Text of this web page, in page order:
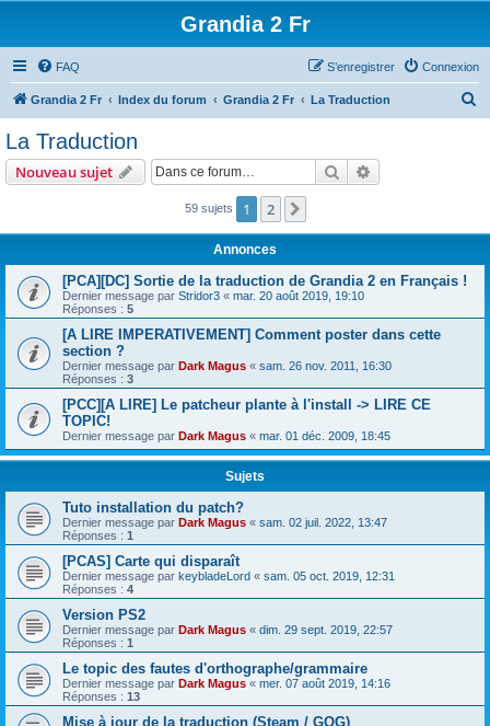
Grandia 2 Fr
FAQ Connexion
S’enregistrer
Grandia 2 Fr Index du forum Grandia 2 Fr La Traduction
La Traduction
Nouveau sujet Rechercher
59 sujets 1 2
Annonces
[PCA][DC] Sortie de la traduction de Grandia 2 en Français !
Dernier message par Stridor3 « mar. 20 août 2019, 19:10
Réponses : 5
[A LIRE IMPERATIVEMENT] Comment poster dans cette
section ?
Dernier message par Dark Magus « sam. 26 nov. 2011, 16:30
Réponses : 3
[PCC][A LIRE] Le patcheur plante à l'install -> LIRE CE
TOPIC!
Dernier message par Dark Magus « mar. 01 déc. 2009, 18:45
Sujets
Tuto installation du patch?
Dernier message par Dark Magus « sam. 02 juil. 2022, 13:47
Réponses : 1
[PCAS] Carte qui disparaît
Dernier message par keybladeLord « sam. 05 oct. 2019, 12:31
Réponses : 4
Version PS2
Dernier message par Dark Magus « dim. 29 sept. 2019, 22:57
Réponses : 1
Le topic des fautes d'orthographe/grammaire
Dernier message par Dark Magus « mer. 07 août 2019, 14:16
Réponses : 13
Mise à jour de la traduction (Steam / GOG)